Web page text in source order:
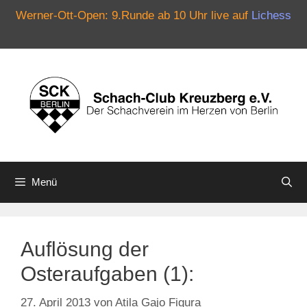
Werner-Ott-Open: 9.Runde ab 10 Uhr live auf Lichess
springen
Menü
Auflösung der
Osteraufgaben (1):
27. April 2013 von Atila Gajo Figura